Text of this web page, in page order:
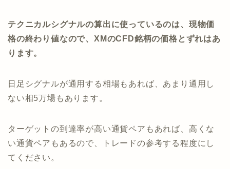
テクニカルシグナルの算出に使っているのは、現物価
格の終わり値なので、XMのCFD銘柄の価格とずれはあ
ります。
日足シグナルが通用する相場もあれば、あまり通用し
ない相5万場もあります。
ターゲットの到達率が高い通貨ペアもあれば、高くな
い通貨ペアもあるので、トレードの参考する程度にし
てください。